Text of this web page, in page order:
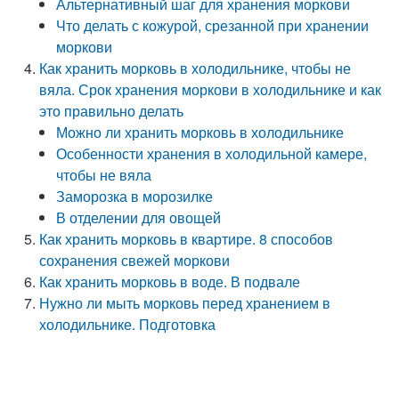
Что делать с кожурой, срезанной при хранении
моркови
Как хранить морковь в холодильнике, чтобы не
вяла. Срок хранения моркови в холодильнике и как
это правильно делать
Можно ли хранить морковь в холодильнике
Особенности хранения в холодильной камере,
чтобы не вяла
Заморозка в морозилке
В отделении для овощей
Как хранить морковь в квартире. 8 способов
сохранения свежей моркови
Как хранить морковь в воде. В подвале
Нужно ли мыть морковь перед хранением в
холодильнике. Подготовка